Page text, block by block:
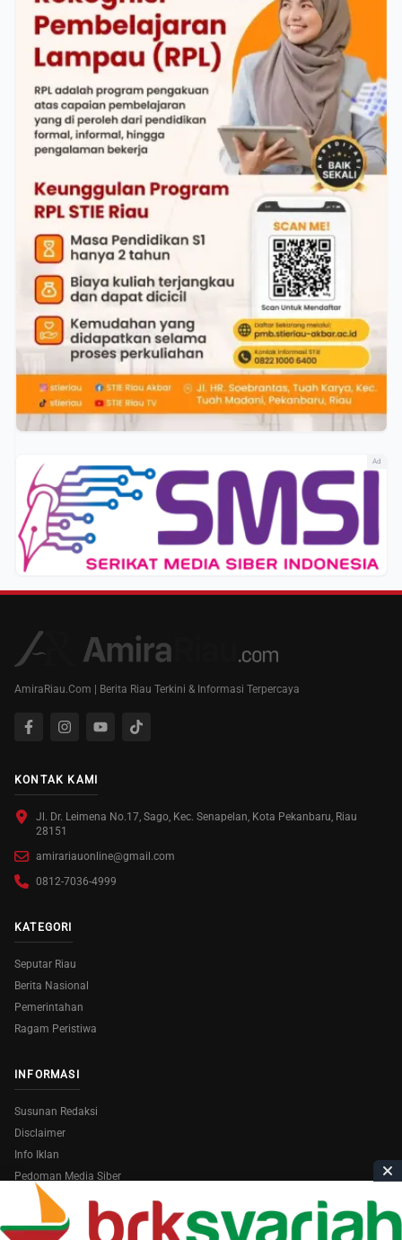
Ad
AmiraRiau.Com | Berita Riau Terkini & Informasi Terpercaya
KONTAK KAMI
Jl. Dr. Leimena No.17, Sago, Kec. Senapelan, Kota Pekanbaru, Riau
28151
amirariauonline@gmail.com
0812-7036-4999
KATEGORI
Seputar Riau
Berita Nasional
Pemerintahan
Ragam Peristiwa
INFORMASI
Susunan Redaksi
Disclaimer
Info Iklan
Pedoman Media Siber